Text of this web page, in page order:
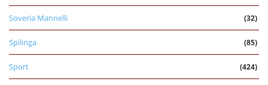
Soveria Mannelli (32)
Spilinga (85)
Sport (424)